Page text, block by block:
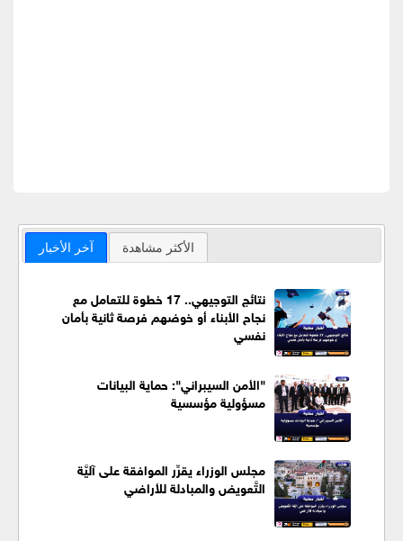
آخر الأخبار الأكثر مشاهدة
نتائج التوجيهي.. 17 خطوة للتعامل مع
نجاح الأبناء أو خوضهم فرصة ثانية بأمان
نفسي
"الأمن السيبراني": حماية البيانات
مسؤولية مؤسسية
مجلس الوزراء يقرِّر الموافقة على آليَّة
التَّعويض والمبادلة للأراضي